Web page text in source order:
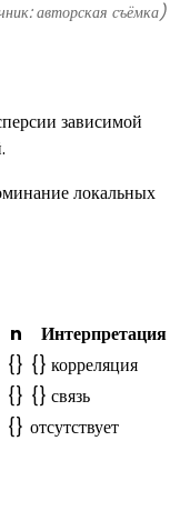
авторская съёмка)
зависимой
локальных
n
Интерпретация
{} {} корреляция
{} {} связь
{} отсутствует